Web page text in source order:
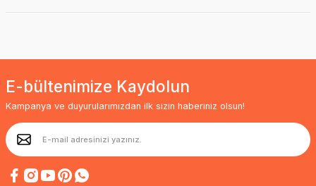
E-bültenimize Kaydolun
Kampanya ve duyurularımızdan ilk sizin haberiniz olsun!